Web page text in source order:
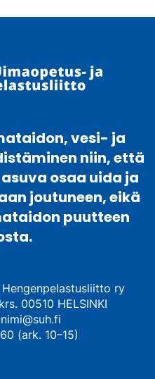
vesi- ja
niin, että
osaa uida ja
joutuneen, eikä
puutteen
ry
00510 HELSINKI
(ark. 10–15)